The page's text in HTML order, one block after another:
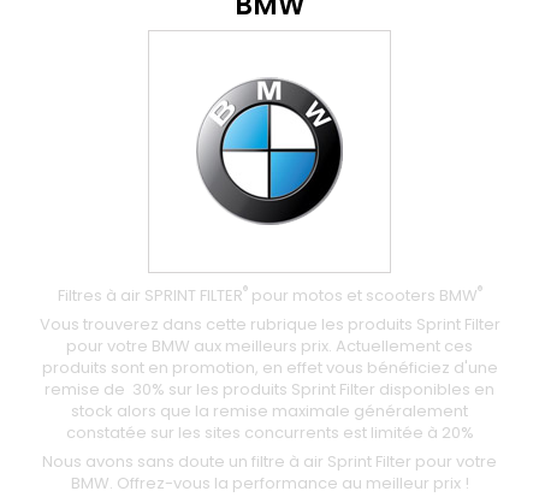
Filtres à air SPRINT FILTER® pour motos et scooters BMW®
Vous trouverez dans cette rubrique les produits Sprint Filter
pour votre BMW aux meilleurs prix. Actuellement ces
produits sont en promotion, en effet vous bénéficiez d'une
remise de 30% sur les produits Sprint Filter disponibles en
stock alors que la remise maximale généralement
constatée sur les sites concurrents est limitée à 20%
Nous avons sans doute un filtre à air Sprint Filter pour votre
BMW. Offrez-vous la performance au meilleur prix !